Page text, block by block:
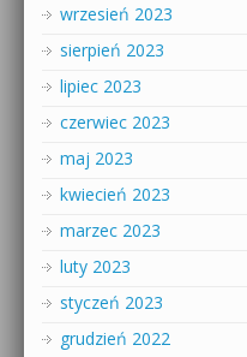
wrzesień 2023
sierpień 2023
lipiec 2023
czerwiec 2023
maj 2023
kwiecień 2023
marzec 2023
luty 2023
styczeń 2023
grudzień 2022